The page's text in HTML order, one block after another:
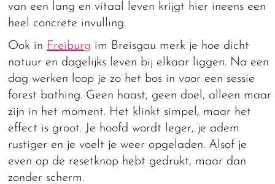
van een lang en vitaal leven krijgt hier ineens een
heel concrete invulling.
Ook in Freiburg im Breisgau merk je hoe dicht
natuur en dagelijks leven bij elkaar liggen. Na een
dag werken loop je zo het bos in voor een sessie
forest bathing. Geen haast, geen doel, alleen maar
zijn in het moment. Het klinkt simpel, maar het
effect is groot. Je hoofd wordt leger, je adem
rustiger en je voelt je weer opgeladen. Alsof je
even op de resetknop hebt gedrukt, maar dan
zonder scherm.